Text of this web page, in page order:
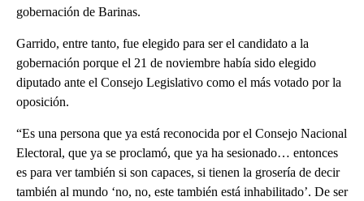
gobernación de Barinas.
Garrido, entre tanto, fue elegido para ser el candidato a la
gobernación porque el 21 de noviembre había sido elegido
diputado ante el Consejo Legislativo como el más votado por la
oposición.
“Es una persona que ya está reconocida por el Consejo Nacional
Electoral, que ya se proclamó, que ya ha sesionado… entonces
es para ver también si son capaces, si tienen la grosería de decir
también al mundo ‘no, no, este también está inhabilitado’. De ser